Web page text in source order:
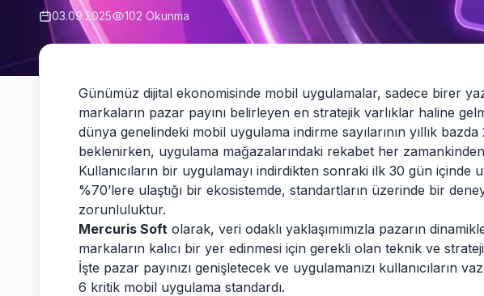
03.09.2025 102 Okunma
Günümüz dijital ekonomisinde mobil uygulamalar, sadece birer
markaların pazar payını belirleyen en stratejik varlıklar haline
dünya genelindeki mobil uygulama indirme sayılarının yıllık bazda
beklenirken, uygulama mağazalarındaki rekabet her
Kullanıcıların bir uygulamayı indirdikten sonraki ilk 30 gün içinde
%70’lere ulaştığı bir ekosistemde, standartların üzerinde bir
zorunluluktur.
Mercuris Soft olarak, veri odaklı yaklaşımımızla pazarın
markaların kalıcı bir yer edinmesi için gerekli olan teknik ve
İşte pazar payınızı genişletecek ve uygulamanızı kullanıcıların
6 kritik mobil uygulama standardı.